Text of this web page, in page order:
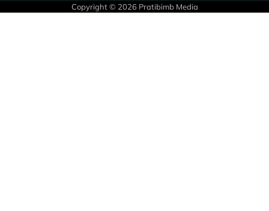
Copyright © 2026 Pratibimb Media